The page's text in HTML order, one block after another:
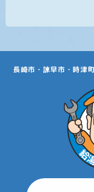
長崎市・諫早市・時津